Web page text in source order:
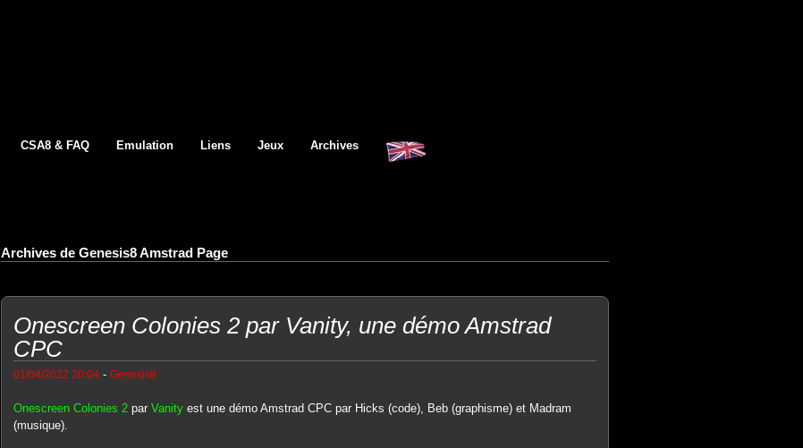
CSA8 & FAQ Emulation Liens Jeux Archives
Archives de Genesis8 Amstrad Page
Onescreen Colonies 2 par Vanity, une démo Amstrad
CPC
01/04/2022 20:04- Genesis8
Onescreen Colonies 2par Vanityest une démo Amstrad CPC par Hicks (code), Beb (graphisme) et Madram
(musique).